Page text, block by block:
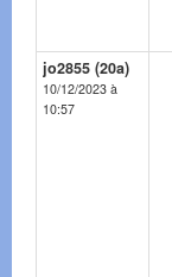
jo2855 (20a)
10/12/2023 à
10:57